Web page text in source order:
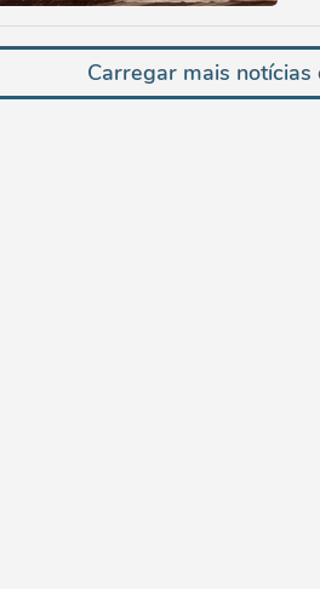
Carregar mais